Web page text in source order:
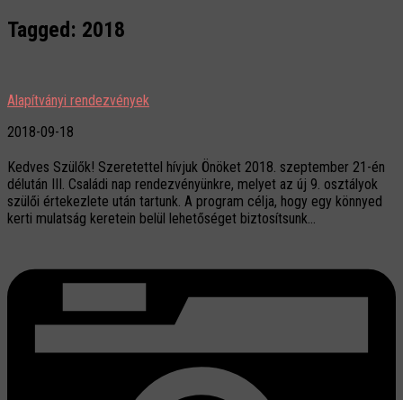
Tagged: 2018
Alapítványi rendezvények
2018-09-18
Kedves Szülők! Szeretettel hívjuk Önöket 2018. szeptember 21-én
délután III. Családi nap rendezvényünkre, melyet az új 9. osztályok
szülői értekezlete után tartunk. A program célja, hogy egy könnyed
kerti mulatság keretein belül lehetőséget biztosítsunk...